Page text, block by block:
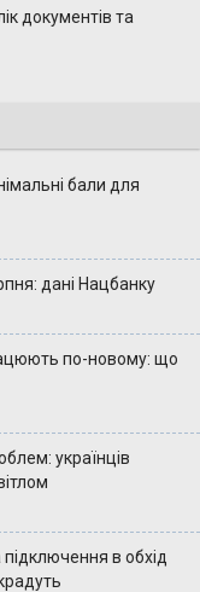
документів та
бали для
дані Нацбанку
по-новому: що
українців
підключення в обхід